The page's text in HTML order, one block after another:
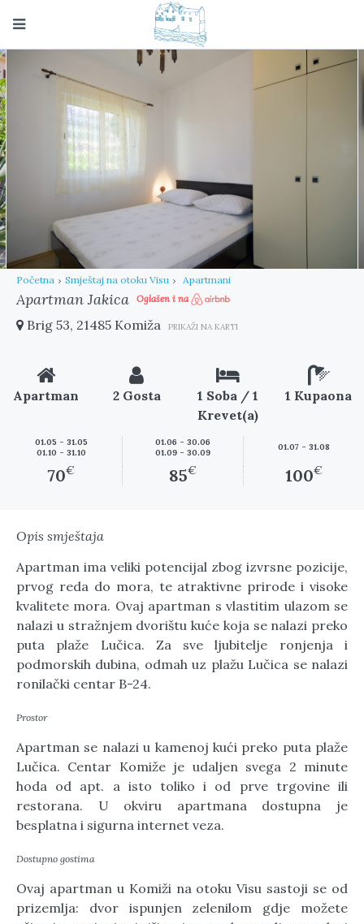
Početna Smještaj na otoku Visu Apartmani
Apartman Jakica Oglašen i na
Brig 53, 21485 Komiža PRIKAŽI NA KARTI
Apartman 2 Gosta
1 Soba / 1
Krevet(a)
1 Kupaona
01.05 - 31.05
01.10 - 31.10
01.06 - 30.06
01.09 - 30.09
01.07 - 31.08
70€ 85€ 100€
Opis smještaja
Apartman ima veliki potencijal zbog izvrsne pozicije,
prvog reda do mora, te atraktivne prirode i visoke
kvalitete mora. Ovaj apartman s vlastitim ulazom se
nalazi u stražnjem dvorištu kuće koja se nalazi preko
puta plaže Lučica. Za sve ljubitelje ronjenja i
podmorskih dubina, odmah uz plažu Lučica se nalazi
ronilački centar B-24.
Prostor
Apartman se nalazi u kamenoj kući preko puta plaže
Lučica. Centar Komiže je udaljen svega 2 minute
hoda od apt. a isto toliko i od prve trgovine ili
restorana. U okviru apartmana dostupna je
besplatna i sigurna internet veza.
Dostupno gostima
Ovaj apartman u Komiži na otoku Visu sastoji se od
prizemlja: dvor ispunjen zelenilom gdje možete